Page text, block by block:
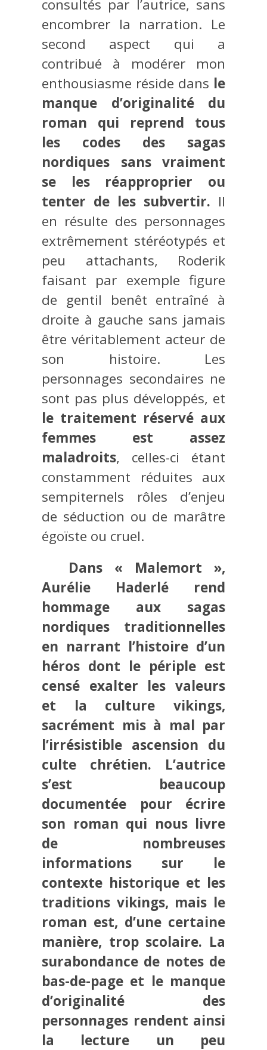
consultés par l’autrice, sans
encombrer la narration. Le
second aspect qui a
contribué à modérer mon
enthousiasme réside dans le
manque d’originalité du
roman qui reprend tous
les codes des sagas
nordiques sans vraiment
se les réapproprier ou
tenter de les subvertir. Il
en résulte des personnages
extrêmement stéréotypés et
peu attachants, Roderik
faisant par exemple figure
de gentil benêt entraîné à
droite à gauche sans jamais
être véritablement acteur de
son histoire. Les
personnages secondaires ne
sont pas plus développés, et
le traitement réservé aux
femmes est assez
maladroits, celles-ci étant
constamment réduites aux
sempiternels rôles d’enjeu
de séduction ou de marâtre
égoïste ou cruel.
Dans « Malemort »,
Aurélie Haderlé rend
hommage aux sagas
nordiques traditionnelles
en narrant l’histoire d’un
héros dont le périple est
censé exalter les valeurs
et la culture vikings,
sacrément mis à mal par
l’irrésistible ascension du
culte chrétien. L’autrice
s’est beaucoup
documentée pour écrire
son roman qui nous livre
de nombreuses
informations sur le
contexte historique et les
traditions vikings, mais le
roman est, d’une certaine
manière, trop scolaire. La
surabondance de notes de
bas-de-page et le manque
d’originalité des
personnages rendent ainsi
la lecture un peu